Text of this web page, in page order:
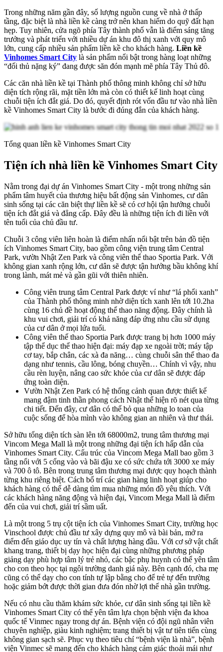
Trong những năm gần đây, số lượng nguồn cung về nhà ở thấp
tầng, đặc biệt là nhà liền kề càng trở nên khan hiếm do quỹ đất hạn
hẹp. Tuy nhiên, cửa ngõ phía Tây thành phố vẫn là điểm sáng tăng
trưởng và phát triển với nhiều dự án khu đô thị xanh với quy mô
lớn, cung cấp nhiều sản phẩm liền kề cho khách hàng. Liền kề
Vinhomes Smart City là sản phẩm nổi bật trong hàng loạt những
“đối thủ nặng ký” đang được săn đón mạnh mẽ phía Tây Thủ đô.
Các căn nhà liền kề tại Thành phố thông minh không chỉ sở hữu
diện tích rộng rãi, mặt tiền lớn mà còn có thiết kế linh hoạt cùng
chuỗi tiện ích đắt giá. Do đó, quyết định rót vốn đầu tư vào nhà liền
kề Vinhomes Smart City là bước đi đúng đắn của khách hàng.
Tổng quan liền kề Vinhomes Smart City
Tiện ích nhà liền kề Vinhomes Smart City
Nằm trong đại dự án Vinhomes Smart City - một trong những sản
phẩm tâm huyết của thương hiệu bất động sản Vinhomes, cư dân
sinh sống tại các căn biệt thự liền kề sẽ có cơ hội tận hưởng chuỗi
tiện ích đắt giá và đẳng cấp. Đây đều là những tiện ích đi liền với
tên tuổi của chủ đầu tư.
Chuỗi 3 công viên liên hoàn là điểm nhấn nổi bật trên bản đồ tiện
ích Vinhomes Smart City, bao gồm công viện trung tâm Central
Park, vườn Nhật Zen Park và công viên thể thao Sportia Park. Với
không gian xanh rộng lớn, cư dân sẽ được tận hưởng bầu không khí
trong lành, mát mẻ và gần gũi với thiên nhiên.
Công viên trung tâm Central Park được ví như “lá phổi xanh”
của Thành phố thông minh nhờ diện tích xanh lên tới 10.2ha
cùng 16 chủ đề hoạt động thể thao năng động. Đây chính là
khu vui chơi, giải trí có khả năng đáp ứng nhu cầu sử dụng
của cư dân ở mọi lứa tuổi.
Công viên thể thao Sportia Park được trang bị hơn 1000 máy
tập thể dục thể thao hiện đại: máy đạp xe ngoài trời; máy tập
cơ tay, bắp chân, các xà đa năng… cùng chuỗi sân thể thao đa
dạng như tennis, cầu lông, bóng chuyền… Chính vì vậy, nhu
cầu rèn luyện, nâng cao sức khỏe của cư dân sẽ được đáp
ứng toàn diện.
Vườn Nhật Zen Park có hệ thống cảnh quan được thiết kế
mang đậm tinh thần phong cách Nhật thể hiện rõ nét qua từng
chi tiết. Đến đây, cư dân có thể bỏ qua những lo toan của
cuộc sống để hòa mình vào không gian an nhiên và thư thái.
Sở hữu tổng diện tích sàn lên tới 68000m2, trung tâm thương mại
Vincom Mega Mall là một trong những đại tiện ích hấp dẫn của
Vinhomes Smart City. Cấu trúc của Vincom Mega Mall bao gồm 3
tầng nổi với 5 cổng vào và bãi đậu xe có sức chứa tới 3000 xe máy
và 700 ô tô. Bên trong trung tâm thương mại được quy hoạch thành
từng khu riêng biệt. Cách bố trí các gian hàng linh hoạt giúp cho
khách hàng có thể dễ dàng tìm mua những món đồ yêu thích. Với
các khách hàng năng động và hiện đại, Vincom Mega Mall là điểm
đến của vui chơi, giải trí sầm uất.
Là một trong 5 trụ cột tiện ích của Vinhomes Smart City, trường học
Vinschool được chủ đầu tư xây dựng quy mô và bài bản, mở ra
điểm đến giáo dục uy tín và chất lượng hàng đầu. Với cơ sở vật chất
khang trang, thiết bị dạy học hiện đại cùng những phương pháp
giảng dạy phù hợp tâm lý trẻ nhỏ, các bậc phụ huynh có thể yên tâm
cho con theo học tại ngôi trường danh giá này. Bên cạnh đó, cha mẹ
cũng có thể dạy cho con tính tự lập bằng cho để trẻ tự đến trường
hoặc giảm bớt được thời gian đưa đón nhờ lợi thế nhà gần trường.
Nếu có nhu cầu thăm khám sức khỏe, cư dân sinh sống tại liền kề
Vinhomes Smart City có thể yên tâm lựa chọn bệnh viện đa khoa
quốc tế Vinmec ngay trong dự án. Bệnh viện có đội ngũ nhân viên
chuyên nghiệp, giàu kinh nghiệm; trang thiết bị vật tư tiên tiến cùng
không gian sạch sẽ. Phục vụ theo tiêu chí “bệnh viện là nhà”, bệnh
viện Vinmec sẽ mang đến cho khách hàng cảm giác thoải mái như